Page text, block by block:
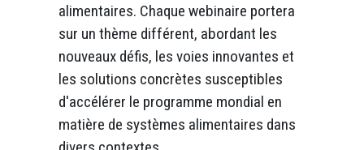
alimentaires. Chaque webinaire portera
sur un thème différent, abordant les
nouveaux défis, les voies innovantes et
les solutions concrètes susceptibles
d'accélérer le programme mondial en
matière de systèmes alimentaires dans